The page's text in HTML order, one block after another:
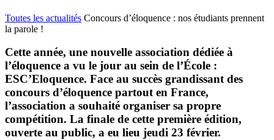
Toutes les actualités Concours d’éloquence : nos étudiants prennent
la parole !
Cette année, une nouvelle association dédiée à
l’éloquence a vu le jour au sein de l’École :
ESC’Eloquence. Face au succès grandissant des
concours d’éloquence partout en France,
l’association a souhaité organiser sa propre
compétition. La finale de cette première édition,
ouverte au public, a eu lieu jeudi 23 février.